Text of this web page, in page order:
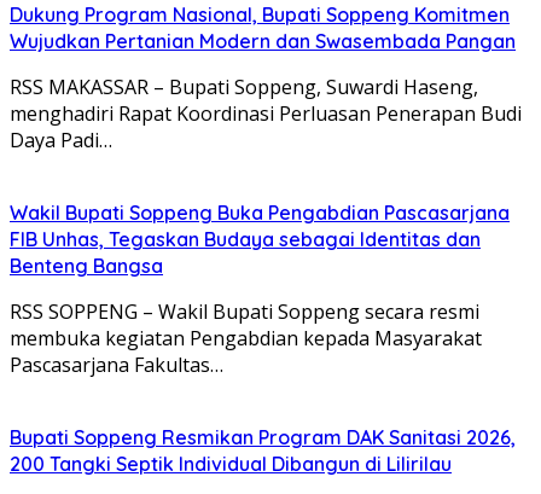
Dukung Program Nasional, Bupati Soppeng Komitmen
Wujudkan Pertanian Modern dan Swasembada Pangan
RSS MAKASSAR – Bupati Soppeng, Suwardi Haseng,
menghadiri Rapat Koordinasi Perluasan Penerapan Budi
Daya Padi…
Wakil Bupati Soppeng Buka Pengabdian Pascasarjana
FIB Unhas, Tegaskan Budaya sebagai Identitas dan
Benteng Bangsa
RSS SOPPENG – Wakil Bupati Soppeng secara resmi
membuka kegiatan Pengabdian kepada Masyarakat
Pascasarjana Fakultas…
Bupati Soppeng Resmikan Program DAK Sanitasi 2026,
200 Tangki Septik Individual Dibangun di Lilirilau